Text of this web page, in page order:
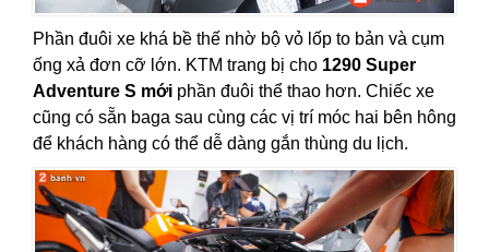
Phần đuôi xe khá bề thế nhờ bộ vỏ lốp to bản và cụm
ống xả đơn cỡ lớn. KTM trang bị cho 1290 Super
Adventure S mới phần đuôi thể thao hơn. Chiếc xe
cũng có sẵn baga sau cùng các vị trí móc hai bên hông
để khách hàng có thể dễ dàng gắn thùng du lịch.